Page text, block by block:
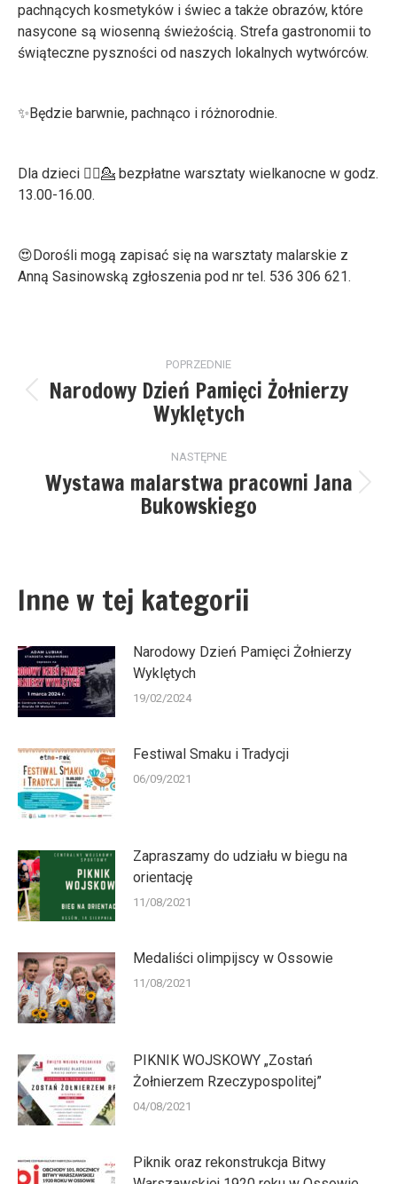
pachnących kosmetyków i świec a także obrazów, które
nasycone są wiosenną świeżością. Strefa gastronomii to
świąteczne pyszności od naszych lokalnych wytwórców.
✨Będzie barwnie, pachnąco i różnorodnie.
Dla dzieci 💁‍♀️💁 bezpłatne warsztaty wielkanocne w godz.
13.00-16.00.
😍Dorośli mogą zapisać się na warsztaty malarskie z
Anną Sasinowską zgłoszenia pod nr tel. 536 306 621.
wpisów
POPRZEDNIE
Poprzedni
wpis:
Narodowy Dzień Pamięci Żołnierzy
Wyklętych
NASTĘPNE
Następny
wpis:
Wystawa malarstwa pracowni Jana
Bukowskiego
Inne w tej kategorii
Narodowy Dzień Pamięci Żołnierzy
Wyklętych
19/02/2024
Festiwal Smaku i Tradycji
06/09/2021
Zapraszamy do udziału w biegu na
orientację
11/08/2021
Medaliści olimpijscy w Ossowie
11/08/2021
PIKNIK WOJSKOWY „Zostań
Żołnierzem Rzeczypospolitej”
04/08/2021
Piknik oraz rekonstrukcja Bitwy